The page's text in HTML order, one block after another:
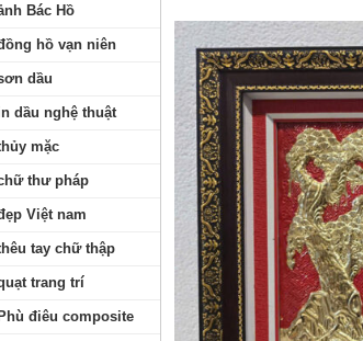
Bác Hồ
hồ vạn niên
dầu
dầu nghệ thuật
mặc
thư pháp
Việt nam
tay chữ thập
trang trí
điêu composite